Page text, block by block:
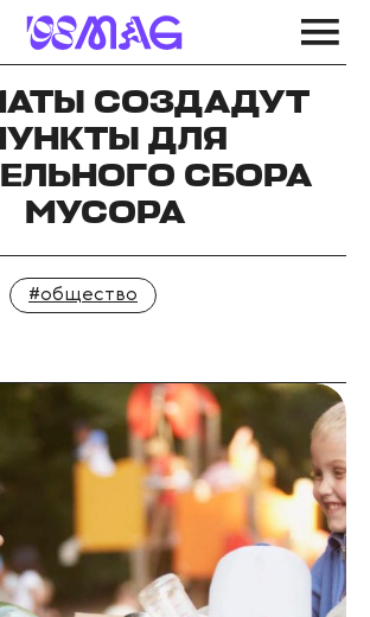
СОЗДАДУТ
ДЛЯ
СБОРА
МУСОРА
#общество